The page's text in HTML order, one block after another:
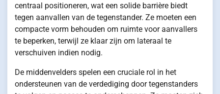
centraal positioneren, wat een solide barrière biedt
tegen aanvallen van de tegenstander. Ze moeten een
compacte vorm behouden om ruimte voor aanvallers
te beperken, terwijl ze klaar zijn om lateraal te
verschuiven indien nodig.
De middenvelders spelen een cruciale rol in het
ondersteunen van de verdediging door tegenstanders